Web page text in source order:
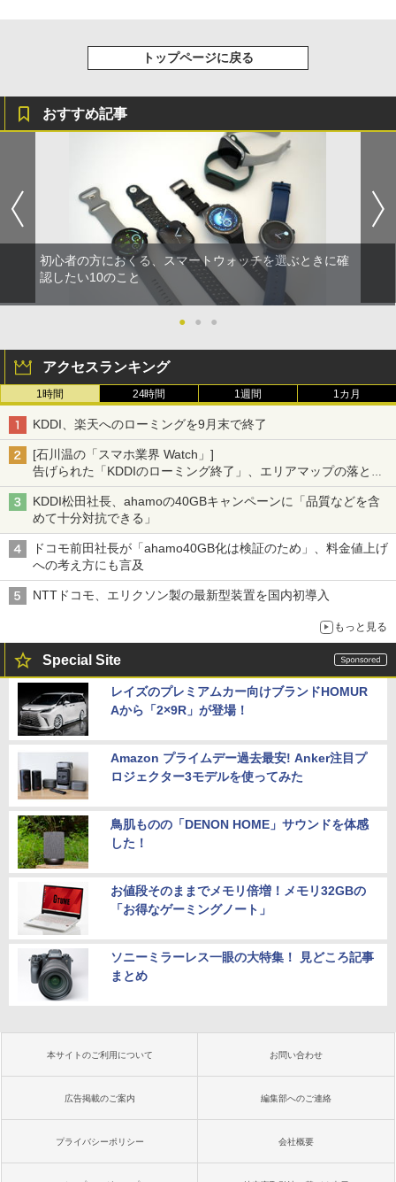
トップページに戻る
おすすめ記事
初心者の方におくる、スマートウォッチを選ぶときに確
認したい10のこと
● ● ●
アクセスランキング
1時間 24時間 1週間 1カ月
KDDI、楽天へのローミングを9月末で終了
[石川温の「スマホ業界 Watch」]
告げられた「KDDIのローミング終了」、エリアマップの落とし
穴と楽天モバイルの課題
KDDI松田社長、ahamoの40GBキャンペーンに「品質などを含
めて十分対抗できる」
ドコモ前田社長が「ahamo40GB化は検証のため」、料金値上げ
への考え方にも言及
NTTドコモ、エリクソン製の最新型装置を国内初導入
もっと見る
Special Site
レイズのプレミアムカー向けブランドHOMUR
Aから「2×9R」が登場！
Amazon プライムデー過去最安! Anker注目プ
ロジェクター3モデルを使ってみた
鳥肌ものの「DENON HOME」サウンドを体感
した！
お値段そのままでメモリ倍増！メモリ32GBの
「お得なゲーミングノート」
ソニーミラーレス一眼の大特集！ 見どころ記事
まとめ
本サイトのご利用について お問い合わせ
広告掲載のご案内 編集部へのご連絡
プライバシーポリシー 会社概要